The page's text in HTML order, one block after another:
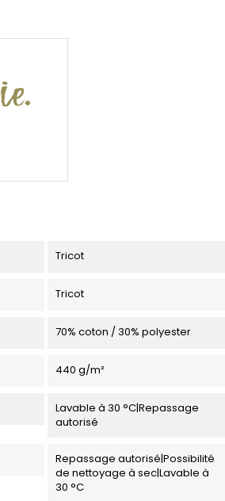
Tricot
Tricot
70% coton / 30% polyester
440 g/m²
Lavable à 30 °C|Repassage
autorisé
Repassage autorisé|Possibilité
de nettoyage à sec|Lavable à
30 °C